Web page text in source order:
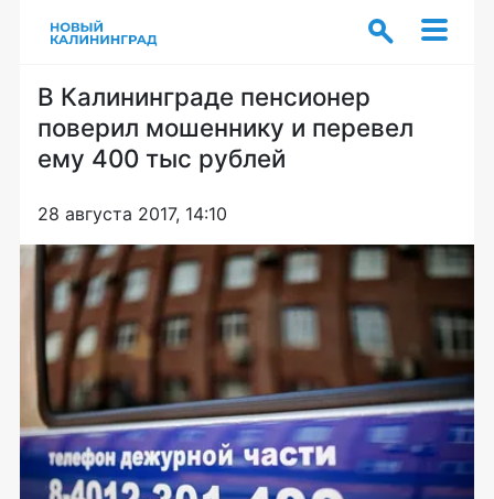
В Калининграде пенсионер
поверил мошеннику и перевел
ему 400 тыс рублей
28 августа 2017, 14:10